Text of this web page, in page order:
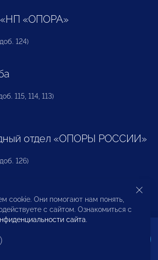
«НП «ОПОРА»
124)
115, 114, 113)
отдел «ОПОРЫ РОССИИ»
126)
прав предпринимателей и
cookie. Они помогают нам понять,
с сайтом. Ознакомиться с
сайта.